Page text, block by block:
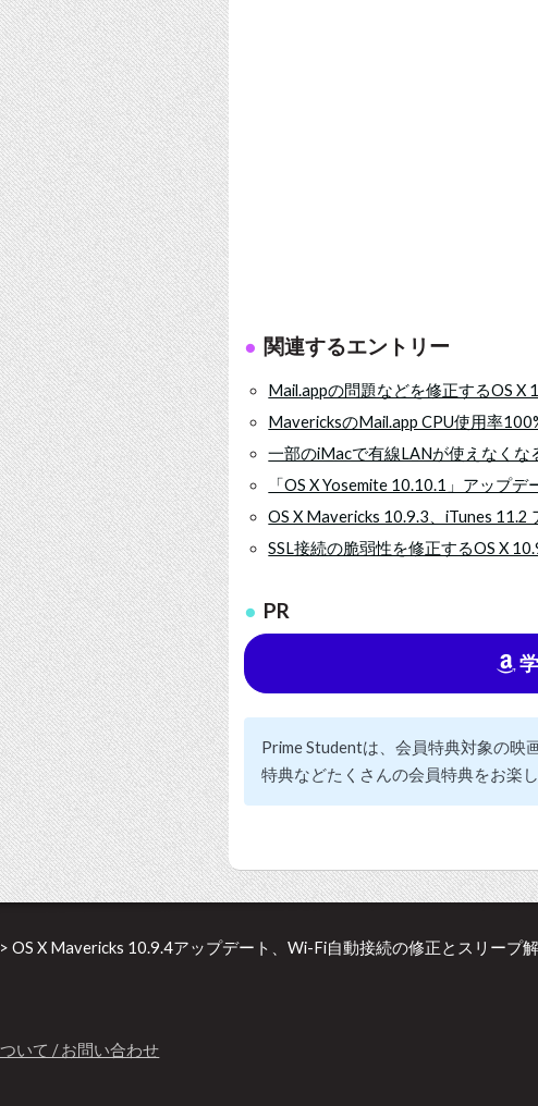
関連するエントリー
Mail.appの問題などを修正するOS X
MavericksのMail.app CPU使用率
一部のiMacで有線LANが使えなく
「OS X Yosemite 10.10.1」アップ
OS X Mavericks 10.9.3、iTunes 11.2
SSL接続の脆弱性を修正するOS X
PR
Prime Studentは、会員特典対象の映
特典などたくさんの会員特典をお楽
> OS X Mavericks 10.9.4アップデート、Wi-Fi自動接続の修正とスリープ
いて / お問い合わせ